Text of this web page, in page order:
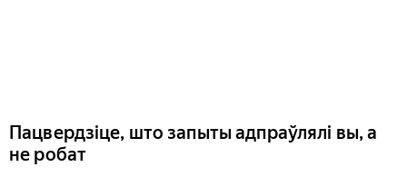
Пацвердзіце, што запыты адпраўлялі вы, а
не робат